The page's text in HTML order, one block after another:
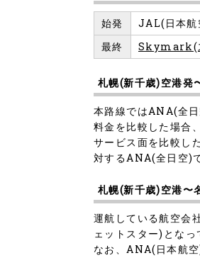
始発 JAL(日本航
最終
Skymark(
札幌(新千歳)空港発
本路線ではANA(全
料金を比較した場合
サービス面を比較し
対するANA(全日空)
札幌(新千歳)空港〜
運航している航空
ェットスター)となっ
なお、ANA(日本航